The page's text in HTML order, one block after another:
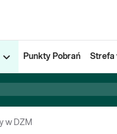
Punkty Pobrań Strefa
w DZM